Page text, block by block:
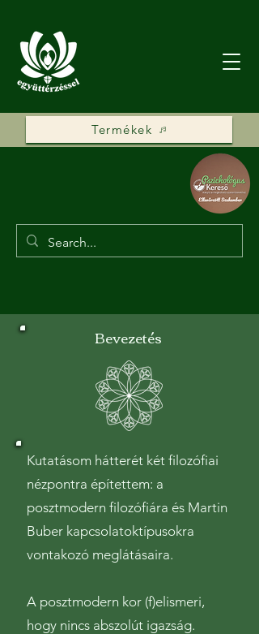
Termékek
Bevezetés
Kutatásom hátterét két filozófiai
nézpontra építettem: a
posztmodern filozófiára és Martin
Buber kapcsolatoktípusokra
vontakozó meglátásaira.
​A posztmodern kor (f)elismeri,
hogy nincs abszolút igazság.